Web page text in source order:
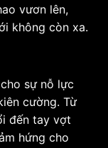
vươn lên,
không còn xa.
sự nỗ lực
cường. Từ
đến tay vợt
hứng cho